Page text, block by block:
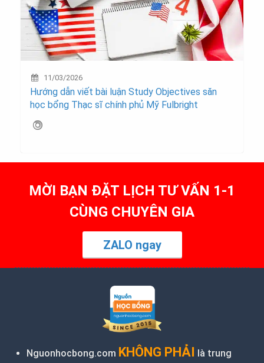
11/03/2026
Hướng dẫn viết bài luận Study Objectives săn
học bổng Thạc sĩ chính phủ Mỹ Fulbright
MỜI BẠN ĐẶT LỊCH TƯ VẤN 1-1
CÙNG CHUYÊN GIA
ZALO ngay
Nguonhocbong.com KHÔNG PHẢI là trung